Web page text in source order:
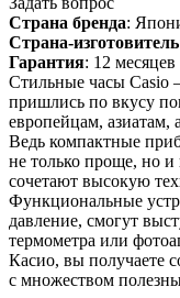
Страна бренда:
Страна-изготовитель
Гарантия: 12 месяцев
Стильные часы Casio
пришлись по вкусу
европейцам, азиатам,
Ведь компактные
не только проще, но
сочетают высокую
Функциональные
давление, смогут
термометра или
Касио, вы получаете
с множеством